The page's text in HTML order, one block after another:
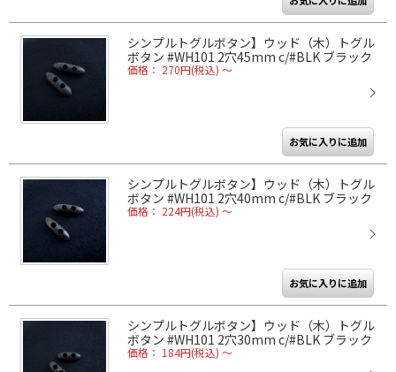
シンプルトグルボタン】ウッド（木）トグル
ボタン #WH101 2穴45mm c/#BLK ブラック
価格： 270円(税込) ～
シンプルトグルボタン】ウッド（木）トグル
ボタン #WH101 2穴40mm c/#BLK ブラック
価格： 224円(税込) ～
シンプルトグルボタン】ウッド（木）トグル
ボタン #WH101 2穴30mm c/#BLK ブラック
価格： 184円(税込) ～